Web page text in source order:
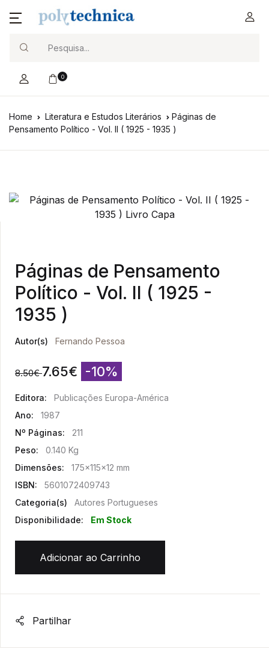
0
Home Literatura e Estudos Literários
Páginas de
Pensamento Político - Vol. II ( 1925 - 1935 )
Páginas de Pensamento
Político - Vol. II ( 1925 -
1935 )
Autor(s) Fernando Pessoa
8.50€ 7.65€ -10%
Editora:
Publicações Europa-América
Ano:
1987
Nº Páginas:
211
Peso:
0.140 Kg
Dimensões:
175x115x12 mm
ISBN:
5601072409743
Categoria(s)
Autores Portugueses
Disponibilidade:
Em Stock
Adicionar ao Carrinho
Partilhar